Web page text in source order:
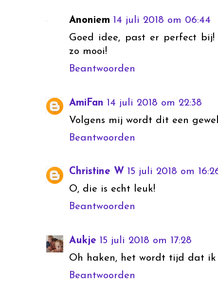
Anoniem 14 juli 2018 om 06:44
Goed idee, past er perfect
zo mooi!
Beantwoorden
AmiFan 14 juli 2018 om 22:38
Volgens mij wordt dit een
Beantwoorden
Christine W 15 juli 2018 om
O, die is echt leuk!
Beantwoorden
Aukje 15 juli 2018 om 17:28
Oh haken, het wordt tijd dat ik
Beantwoorden